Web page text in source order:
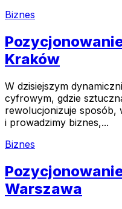
Biznes
Kraków
W dzisiejszym
cyfrowym, gdzie
rewolucjonizuje sposób,
i prowadzimy biznes,...
Biznes
Warszawa